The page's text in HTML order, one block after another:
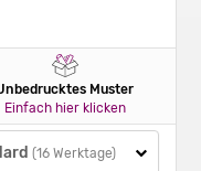
Muster
Einfach hier klicken
(16 Werktage)